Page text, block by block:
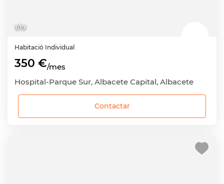
1/19
Habitació Individual
350 €/mes
Hospital-Parque Sur, Albacete Capital, Albacete
Contactar